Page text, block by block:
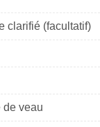
clarifié (facultatif)
de veau